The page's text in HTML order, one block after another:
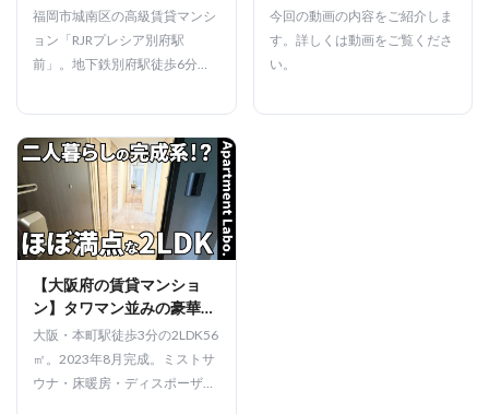
高級感あふれる設備の賃貸
マンション（福岡市城南
区/4LDK/93.06㎡）
福岡市城南区の高級賃貸マンシ
ョン「RJRプレシア別府駅
前」。地下鉄別府駅徒歩6分、
テラス、注文住宅並みの設備グ
レード、20万円です。
今回の動画の内容をご紹介しま
す。詳しくは動画をご覧くださ
い。
【大阪府の賃貸マンショ
ン】タワマン並みの豪華設
備が揃った上質な暮らしの
賃貸マンション（大阪市中
央区北久宝寺
大阪・本町駅徒歩3分の2LDK56
㎡。2023年8月完成。ミストサ
ウナ・床暖房・ディスポーザ